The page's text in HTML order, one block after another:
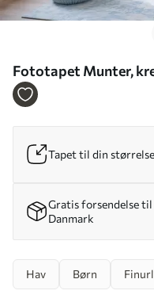
Fototapet Munter,
undervandsverdenen
Tapet til din størrelse
Gratis forsendelse til
Danmark
Hav Børn